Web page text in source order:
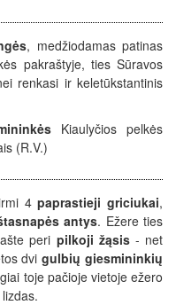
, medžiodamas patinas
pakraštyje, ties Sūravos
renkasi ir keletūkstantinis
Kiaulyčios pelkės
(R.V.)
4paprastieji griciukai,
antys. Ežere ties
peri pilkoji žąsis - net
dvigulbių giesmininkių
toje pačioje vietoje ežero